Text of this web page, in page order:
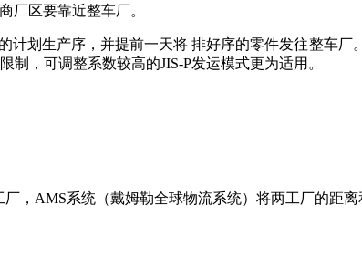
厂区要靠近整车厂。
划生产序，并提前一天将 排好序的零件发往整车厂。
制，可调整系数较高的JIS-P发运模式更为适用。
，AMS系统（戴姆勒全球物流系统）将两工厂的距